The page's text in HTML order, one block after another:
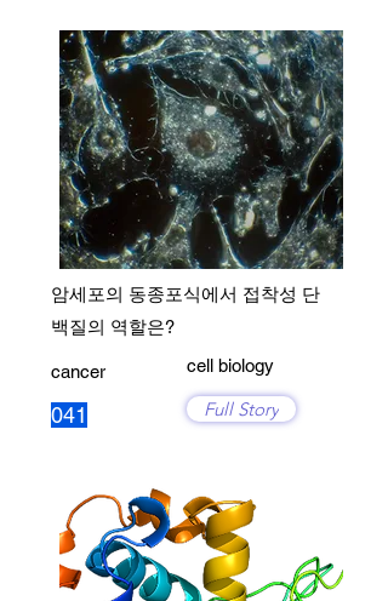
암세포의 동종포식에서 접착성 단
백질의 역할은?
cancer
041
cell biology
Full Story